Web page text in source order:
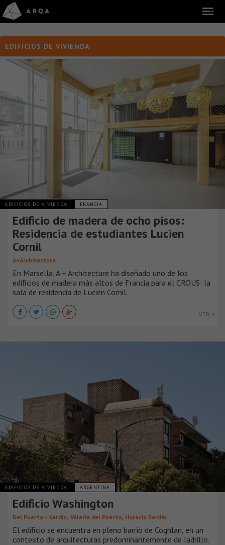
EDIFICIOS DE VIVIENDA
EDIFICIOS DE VIVIENDA FRANCIA
Edificio de madera de ocho pisos:
Residencia de estudiantes Lucien
Cornil
A+Architecture
En Marsella, A + Architecture ha diseñado uno de los
edificios de madera más altos de Francia para el CROUS: la
sala de residencia de Lucien Cornil.
VER +
EDIFICIOS DE VIVIENDA ARGENTINA
Edificio Washington
Del Puerto – Sardin, Valeria del Puerto, Horacio Sardin
El edificio se encuentra en pleno barrio de Coghlan, en un
contexto de arquitecturas predominantemente de ladrillo.